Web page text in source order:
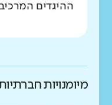
ההיגדים
מיומנויות